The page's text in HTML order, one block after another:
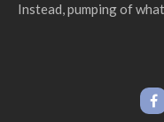
Instead, pumping of